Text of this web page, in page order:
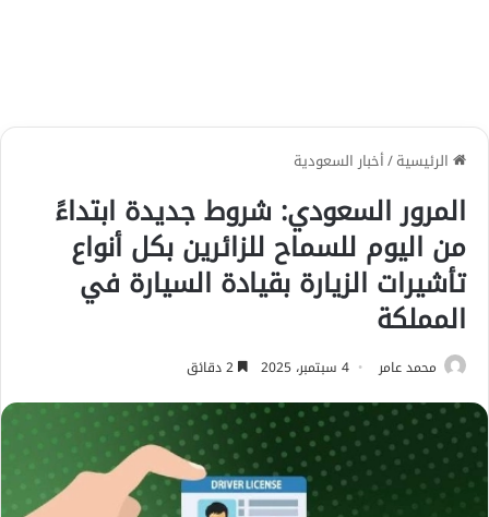
الرئيسية/أخبار السعودية
المرور السعودي: شروط جديدة ابتداءً
من اليوم للسماح للزائرين بكل أنواع
تأشيرات الزيارة بقيادة السيارة في
المملكة
محمد عامر 4 سبتمبر، 2025